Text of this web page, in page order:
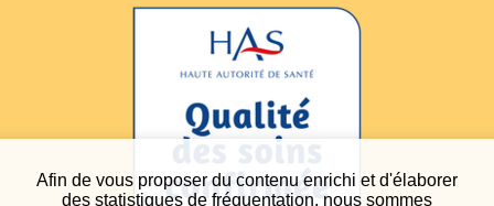
Afin de vous proposer du contenu enrichi et d'élaborer
des statistiques de fréquentation, nous sommes